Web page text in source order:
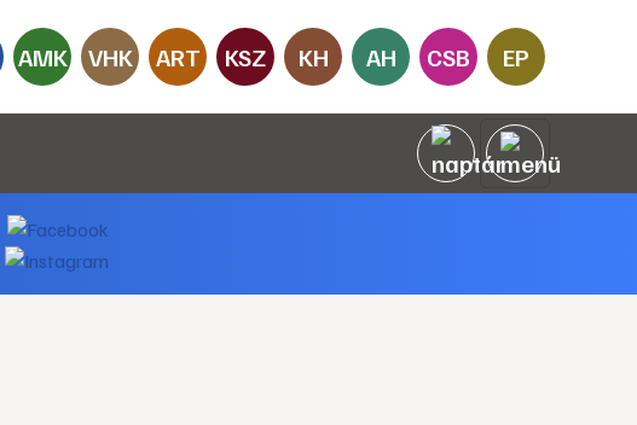
AMK VHK ART KSZ KH AH CSB EP